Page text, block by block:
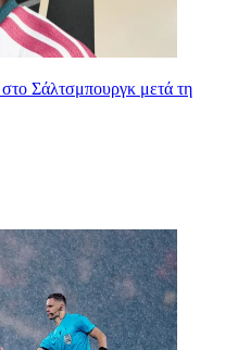
Σάλτσμπουργκ μετά τη